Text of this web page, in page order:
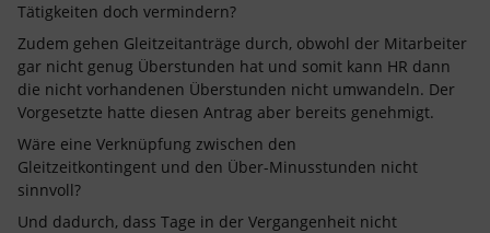
Tätigkeiten doch vermindern?
Zudem gehen Gleitzeitanträge durch, obwohl der Mitarbeiter
gar nicht genug Überstunden hat und somit kann HR dann
die nicht vorhandenen Überstunden nicht umwandeln. Der
Vorgesetzte hatte diesen Antrag aber bereits genehmigt.
Wäre eine Verknüpfung zwischen den
Gleitzeitkontingent und den Über-Minusstunden nicht
sinnvoll?
Und dadurch, dass Tage in der Vergangenheit nicht